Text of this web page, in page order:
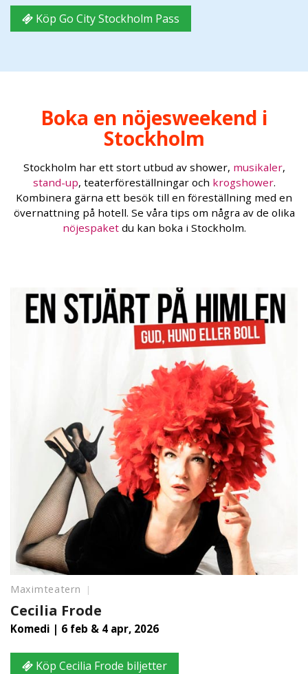
Köp Go City Stockholm Pass
Boka en nöjesweekend i
Stockholm
Stockholm har ett stort utbud av shower, musikaler,
stand-up, teaterföreställningar och krogshower.
Kombinera gärna ett besök till en föreställning med en
övernattning på hotell. Se våra tips om några av de olika
nöjespaketdu kan boka i Stockholm.
Maximteatern
Cecilia Frode
Komedi | 6 feb & 4 apr, 2026
Köp Cecilia Frode biljetter